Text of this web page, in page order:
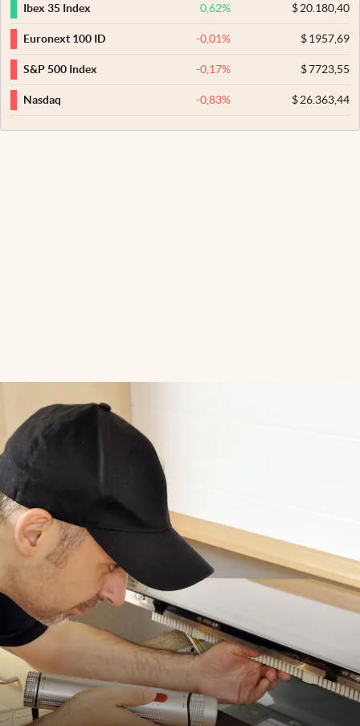
Ibex 35 Index
0,62% $20.180,40
Euronext 100 ID -0,01% $1957,69
S&P 500 Index -0,17% $7723,55
Nasdaq -0,83% $26.363,44